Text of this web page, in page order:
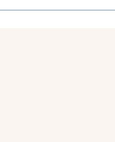
il s'agit d'une Web App,